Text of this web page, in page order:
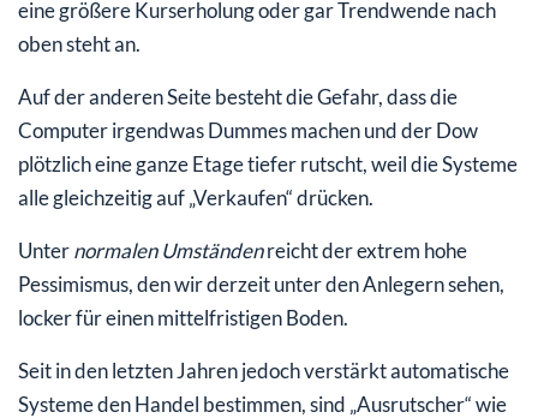
eine größere Kurserholung oder gar Trendwende nach
oben steht an.
Auf der anderen Seite besteht die Gefahr, dass die
Computer irgendwas Dummes machen und der Dow
plötzlich eine ganze Etage tiefer rutscht, weil die Systeme
alle gleichzeitig auf „Verkaufen“ drücken.
Unternormalen Umständenreicht der extrem hohe
Pessimismus, den wir derzeit unter den Anlegern sehen,
locker für einen mittelfristigen Boden.
Seit in den letzten Jahren jedoch verstärkt automatische
Systeme den Handel bestimmen, sind „Ausrutscher“ wie